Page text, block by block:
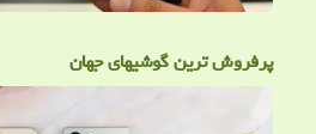
پرفروش ترین گوشیهای جهان